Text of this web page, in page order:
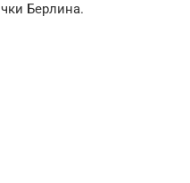
Берлина.